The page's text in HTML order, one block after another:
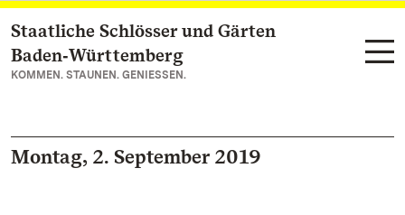
Zum Hauptinhalt springen
Staatliche Schlösser und Gärten
Baden‑Württemberg
KOMMEN. STAUNEN. GENIESSEN.
Montag, 2. September 2019